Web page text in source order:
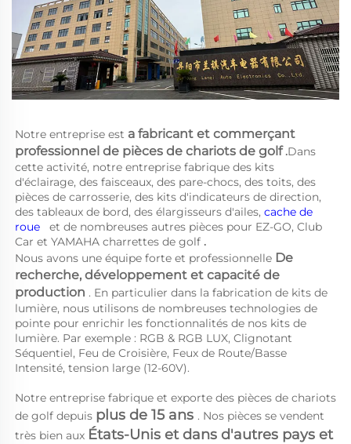
Notre entreprise est a fabricant et commerçant
professionnel de pièces de chariots de golf .Dans
cette activité, notre entreprise fabrique des kits
d'éclairage, des faisceaux, des pare-chocs, des toits, des
pièces de carrosserie, des kits d'indicateurs de direction,
des tableaux de bord, des élargisseurs d'ailes, cache de
roue et de nombreuses autres pièces pour EZ-GO, Club
Car et YAMAHA charrettes de golf .
Nous avons une équipe forte et professionnelle De
recherche, développement et capacité de
production . En particulier dans la fabrication de kits de
lumière, nous utilisons de nombreuses technologies de
pointe pour enrichir les fonctionnalités de nos kits de
lumière. Par exemple : RGB & RGB LUX, Clignotant
Séquentiel, Feu de Croisière, Feux de Route/Basse
Intensité, tension large (12-60V).
Notre entreprise fabrique et exporte des pièces de chariots
de golf depuis plus de 15 ans . Nos pièces se vendent
très bien aux États-Unis et dans d'autres pays et